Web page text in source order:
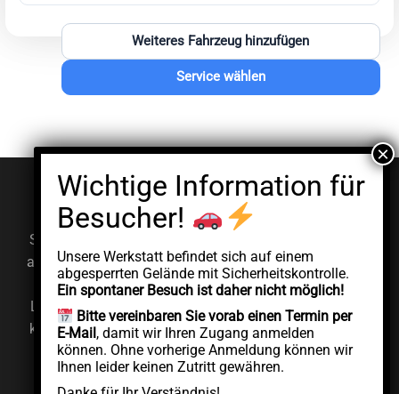
Weiteres Fahrzeug hinzufügen
Service wählen
© EV Clinic 2026
Impressum Datenschutzerklärung
Serviceleistungen, Diagnosen und Reparaturen werden
ausschließlich von der autorisierten juristischen Person
AddCycle GMBH durchgeführt, die unabhängig unter
Lizenz der Marke EV Clinic agiert. EV Clinic übernimmt
keine Verantwortung für die Ausführung, das Ergebnis,
die Preisgestaltung, die Gewährleistung oder etwaige
Schäden im Zusammenhang mit der erbrachten
Unsere Werkstatt befindet sich auf einem
abgesperrten Gelände mit Sicherheitskontrolle.
Ein spontaner Besuch ist daher nicht möglich!
Bitte vereinbaren Sie vorab einen Termin per
E-Mail, damit wir Ihren Zugang anmelden
können. Ohne vorherige Anmeldung können wir
Ihnen leider keinen Zutritt gewähren.